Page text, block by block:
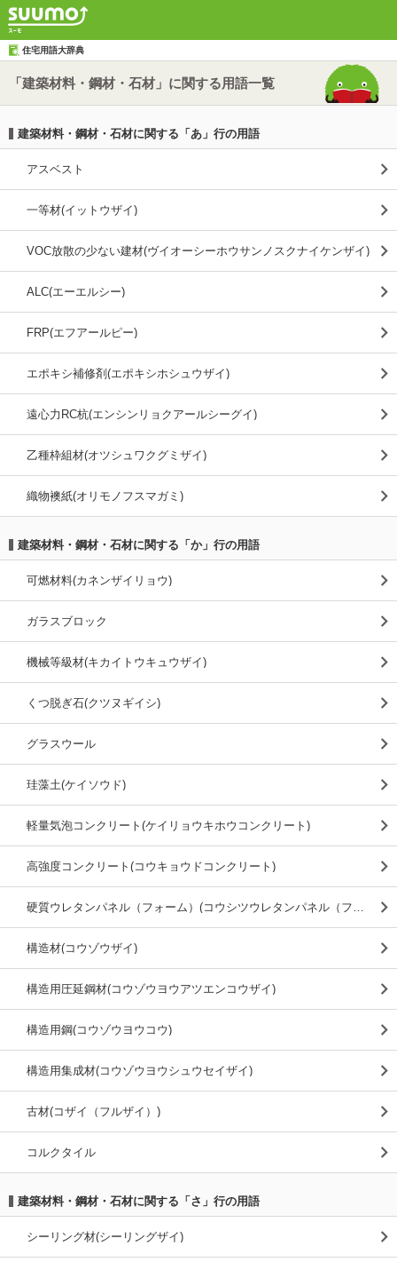
住宅用語大辞典
「建築材料・鋼材・石材」に関する用語一覧
建築材料・鋼材・石材に関する「あ」行の用語
アスベスト
一等材(イットウザイ)
VOC放散の少ない建材(ヴイオーシーホウサンノスクナイケンザイ)
ALC(エーエルシー)
FRP(エフアールピー)
エポキシ補修剤(エポキシホシュウザイ)
遠心力RC杭(エンシンリョクアールシーグイ)
乙種枠組材(オツシュワクグミザイ)
織物襖紙(オリモノフスマガミ)
建築材料・鋼材・石材に関する「か」行の用語
可燃材料(カネンザイリョウ)
ガラスブロック
機械等級材(キカイトウキュウザイ)
くつ脱ぎ石(クツヌギイシ)
グラスウール
珪藻土(ケイソウド)
軽量気泡コンクリート(ケイリョウキホウコンクリート)
高強度コンクリート(コウキョウドコンクリート)
硬質ウレタンパネル（フォーム）(コウシツウレタンパネル（フォーム）)
構造材(コウゾウザイ)
構造用圧延鋼材(コウゾウヨウアツエンコウザイ)
構造用鋼(コウゾウヨウコウ)
構造用集成材(コウゾウヨウシュウセイザイ)
古材(コザイ（フルザイ）)
コルクタイル
建築材料・鋼材・石材に関する「さ」行の用語
シーリング材(シーリングザイ)